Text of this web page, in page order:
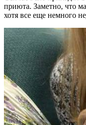
приюта. Заметно, что
хотя все еще немного